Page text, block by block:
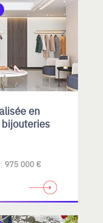
en
975 000 €